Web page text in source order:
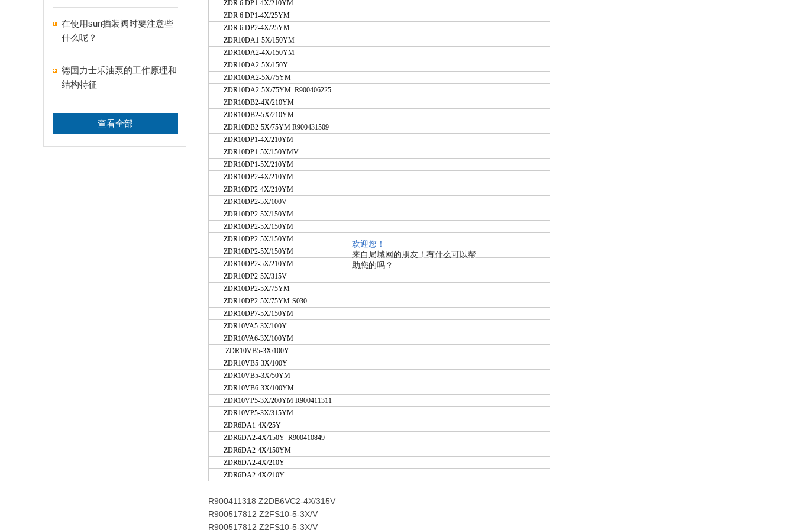
欢迎您！
来自局域网的朋友！有什么可以帮
助您的吗？
在使用sun插装阀时要注意些
什么呢？
德国力士乐油泵的工作原理和
结构特征
查看全部
ZDR 6 DP1-4X/210YM
ZDR 6 DP1-4X/25YM
ZDR 6 DP2-4X/25YM
ZDR10DA1-5X/150YM
ZDR10DA2-4X/150YM
ZDR10DA2-5X/150Y
ZDR10DA2-5X/75YM
ZDR10DA2-5X/75YM R900406225
ZDR10DB2-4X/210YM
ZDR10DB2-5X/210YM
ZDR10DB2-5X/75YM R900431509
ZDR10DP1-4X/210YM
ZDR10DP1-5X/150YMV
ZDR10DP1-5X/210YM
ZDR10DP2-4X/210YM
ZDR10DP2-4X/210YM
ZDR10DP2-5X/100V
ZDR10DP2-5X/150YM
ZDR10DP2-5X/150YM
ZDR10DP2-5X/150YM
ZDR10DP2-5X/150YM
ZDR10DP2-5X/210YM
ZDR10DP2-5X/315V
ZDR10DP2-5X/75YM
ZDR10DP2-5X/75YM-S030
ZDR10DP7-5X/150YM
ZDR10VA5-3X/100Y
ZDR10VA6-3X/100YM
ZDR10VB5-3X/100Y
ZDR10VB5-3X/100Y
ZDR10VB5-3X/50YM
ZDR10VB6-3X/100YM
ZDR10VP5-3X/200YM R900411311
ZDR10VP5-3X/315YM
ZDR6DA1-4X/25Y
ZDR6DA2-4X/150Y R900410849
ZDR6DA2-4X/150YM
ZDR6DA2-4X/210Y
ZDR6DA2-4X/210Y
R900411318 Z2DB6VC2-4X/315V
R900517812 Z2FS10-5-3X/V
R900517812 Z2FS10-5-3X/V